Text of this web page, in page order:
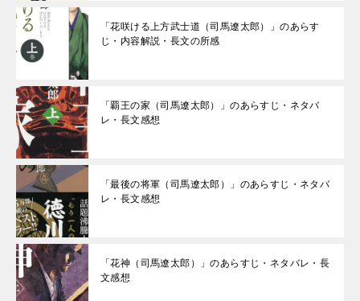
「花咲ける上方武士道（司馬遼太郎）」のあらす
じ・内容解説・長文の所感
「覇王の家（司馬遼太郎）」のあらすじ・ネタバ
レ・長文感想
「最後の将軍（司馬遼太郎）」のあらすじ・ネタバ
レ・長文感想
「花神（司馬遼太郎）」のあらすじ・ネタバレ・長
文感想